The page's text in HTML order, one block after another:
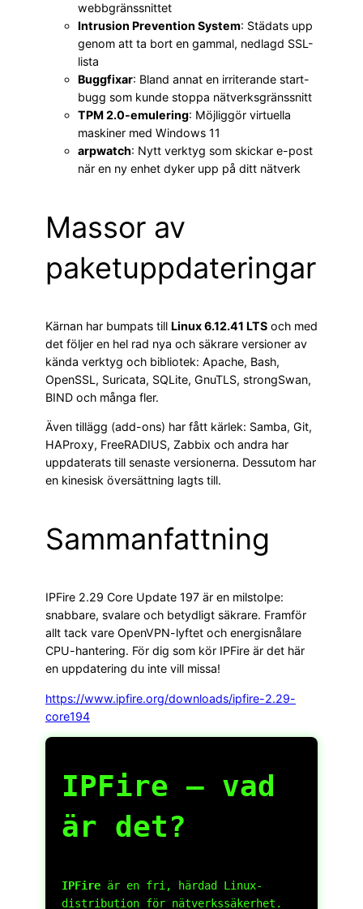
webbgränssnittet
Intrusion Prevention System: Städats upp
genom att ta bort en gammal, nedlagd SSL-
lista
Buggfixar: Bland annat en irriterande start-
bugg som kunde stoppa nätverksgränssnitt
TPM 2.0-emulering: Möjliggör virtuella
maskiner med Windows 11
arpwatch: Nytt verktyg som skickar e-post
när en ny enhet dyker upp på ditt nätverk
Massor av
paketuppdateringar
Kärnan har bumpats till Linux 6.12.41 LTS och med
det följer en hel rad nya och säkrare versioner av
kända verktyg och bibliotek: Apache, Bash,
OpenSSL, Suricata, SQLite, GnuTLS, strongSwan,
BIND och många fler.
Även tillägg (add-ons) har fått kärlek: Samba, Git,
HAProxy, FreeRADIUS, Zabbix och andra har
uppdaterats till senaste versionerna. Dessutom har
en kinesisk översättning lagts till.
Sammanfattning
IPFire 2.29 Core Update 197 är en milstolpe:
snabbare, svalare och betydligt säkrare. Framför
allt tack vare OpenVPN-lyftet och energisnålare
CPU-hantering. För dig som kör IPFire är det här
en uppdatering du inte vill missa!
https://www.ipfire.org/downloads/ipfire-2.29-
core194
IPFire – vad
är det?
IPFire är en fri, härdad Linux-
distribution för nätverkssäkerhet.